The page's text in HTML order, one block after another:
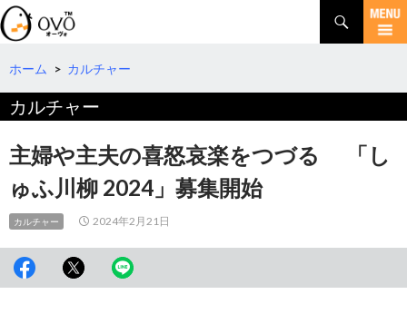
検
索
コ
テ
ツ
へ
動
ホーム > カルチャー
カルチャー
主婦や主夫の喜怒哀楽をつづる 「し
ゅふ川柳 2024」募集開始
カルチャー 2024年2月21日